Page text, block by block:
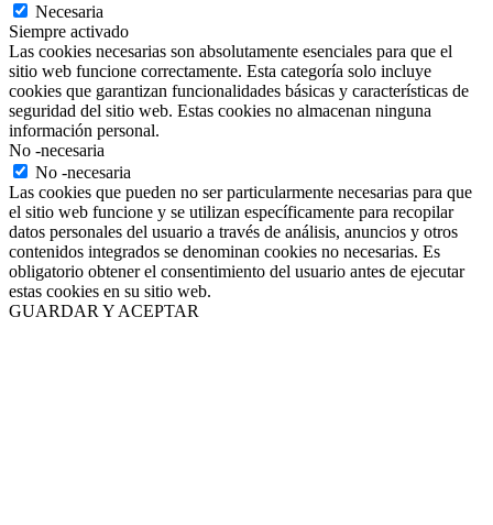
Necesaria
Siempre activado
Las cookies necesarias son absolutamente esenciales para que el
sitio web funcione correctamente. Esta categoría solo incluye
cookies que garantizan funcionalidades básicas y características de
seguridad del sitio web. Estas cookies no almacenan ninguna
información personal.
No -necesaria
No -necesaria
Las cookies que pueden no ser particularmente necesarias para que
el sitio web funcione y se utilizan específicamente para recopilar
datos personales del usuario a través de análisis, anuncios y otros
contenidos integrados se denominan cookies no necesarias. Es
obligatorio obtener el consentimiento del usuario antes de ejecutar
estas cookies en su sitio web.
GUARDAR Y ACEPTAR